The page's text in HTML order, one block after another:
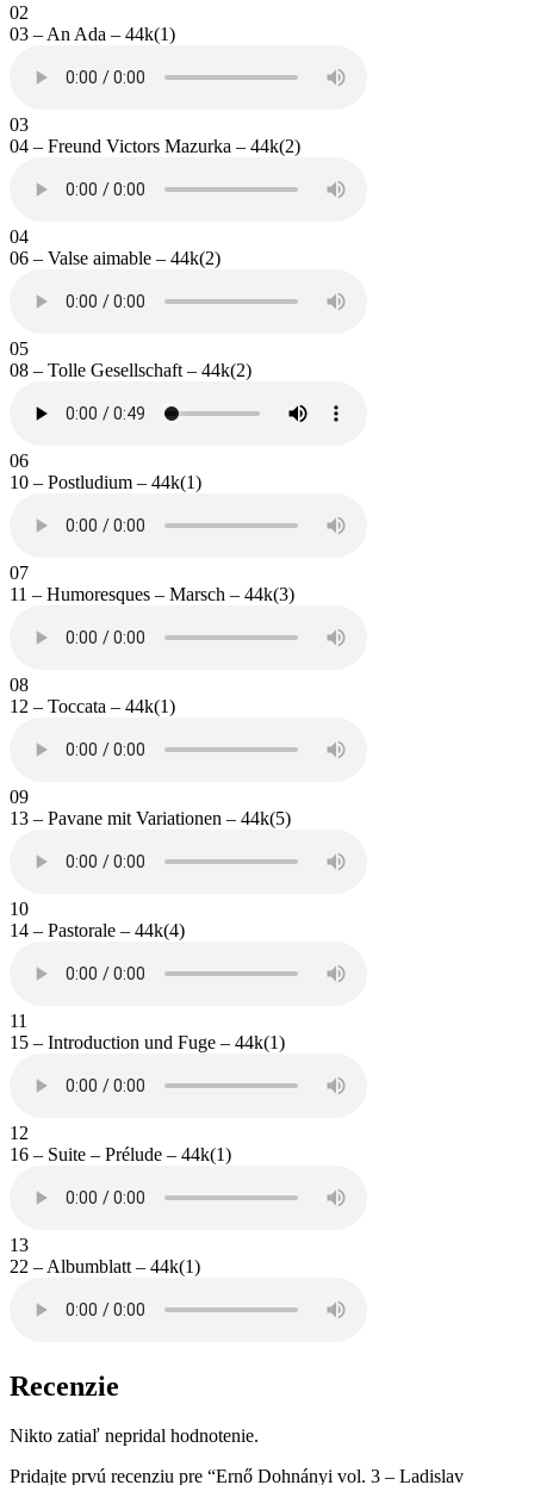
02
03 – An Ada – 44k(1)
03
04 – Freund Victors Mazurka – 44k(2)
04
06 – Valse aimable – 44k(2)
05
08 – Tolle Gesellschaft – 44k(2)
06
10 – Postludium – 44k(1)
07
11 – Humoresques – Marsch – 44k(3)
08
12 – Toccata – 44k(1)
09
13 – Pavane mit Variationen – 44k(5)
10
14 – Pastorale – 44k(4)
11
15 – Introduction und Fuge – 44k(1)
12
16 – Suite – Prélude – 44k(1)
13
22 – Albumblatt – 44k(1)
Recenzie
Nikto zatiaľ nepridal hodnotenie.
Pridajte prvú recenziu pre “Ernő Dohnányi vol. 3 – Ladislav